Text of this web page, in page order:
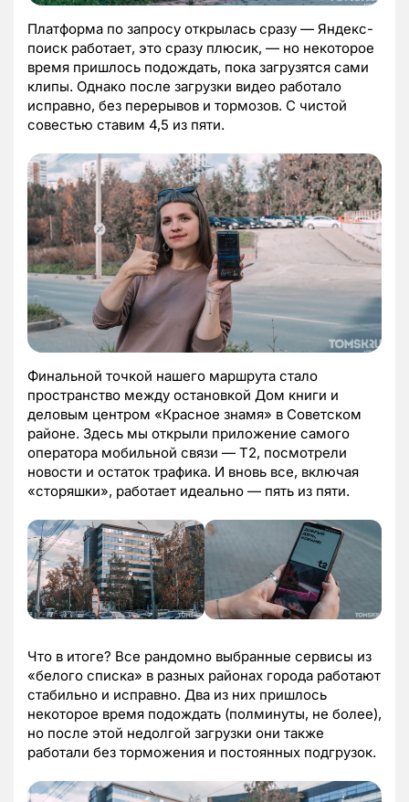
Платформа по запросу открылась сразу — Яндекс-
поиск работает, это сразу плюсик, — но некоторое
время пришлось подождать, пока загрузятся сами
клипы. Однако после загрузки видео работало
исправно, без перерывов и тормозов. С чистой
совестью ставим 4,5 из пяти.
Финальной точкой нашего маршрута стало
пространство между остановкой Дом книги и
деловым центром «Красное знамя» в Советском
районе. Здесь мы открыли приложение самого
оператора мобильной связи — T2, посмотрели
новости и остаток трафика. И вновь все, включая
«сторяшки», работает идеально — пять из пяти.
Что в итоге? Все рандомно выбранные сервисы из
«белого списка» в разных районах города работают
стабильно и исправно. Два из них пришлось
некоторое время подождать (полминуты, не более),
но после этой недолгой загрузки они также
работали без торможения и постоянных подгрузок.